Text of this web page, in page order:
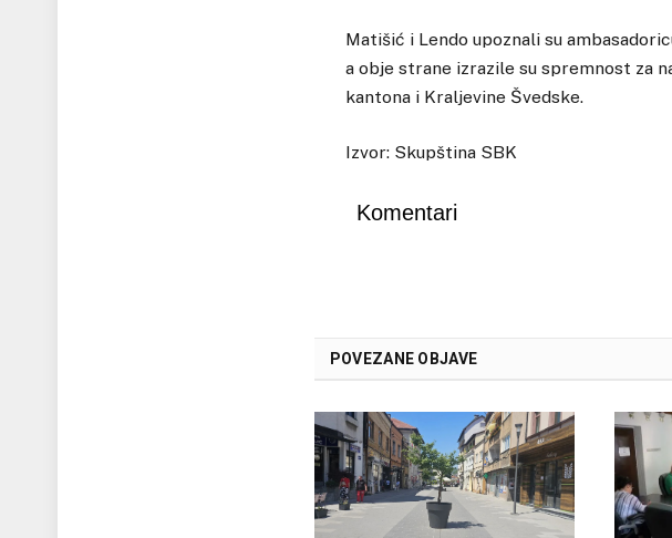
Matišić i Lendo upoznali su
a obje strane izrazile su spremnost za
kantona i Kraljevine Švedske.
Izvor: Skupština SBK
Komentari
POVEZANE OBJAVE